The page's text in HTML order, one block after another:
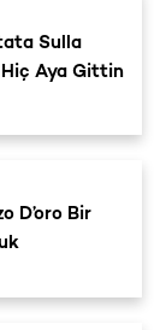
Sulla
Hiç Aya Gittin
D’oro Bir